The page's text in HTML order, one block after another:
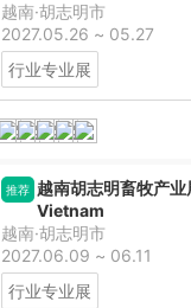
越南·胡志明市
2027.05.26 ~ 05.27
行业专业展
推荐 越南胡志明畜牧产
Vietnam
越南·胡志明市
2027.06.09 ~ 06.11
行业专业展